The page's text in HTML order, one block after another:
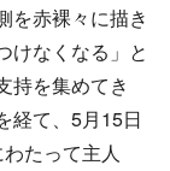
を赤裸々に描き
けなくなる」と
持を集めてき
経て、5月15日
たって主人